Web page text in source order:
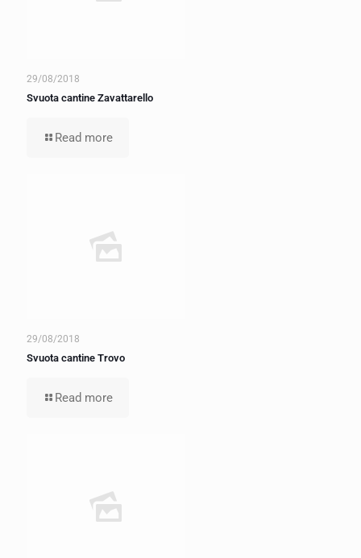
29/08/2018
Svuota cantine Zavattarello
Read more
29/08/2018
Svuota cantine Trovo
Read more